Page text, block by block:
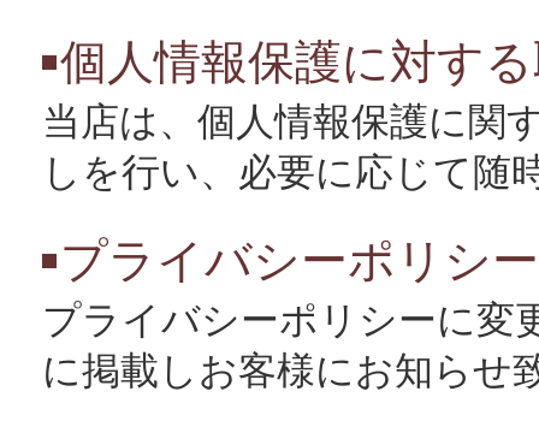
個人情報保護に対す
当店は、個人情報保護に関
しを行い、必要に応じて随
プライバシーポリシ
プライバシーポリシーに変
に掲載しお客様にお知らせ